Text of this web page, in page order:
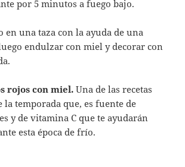
por 5 minutos a fuego bajo.
una taza con la ayuda de una
endulzar con miel y decorar con
rojos con miel. Una de las recetas
la temporada que, es fuente de
y de vitamina C que te ayudarán
esta época de frío.